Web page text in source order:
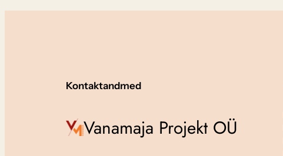
Kontaktandmed
Vanamaja Projekt OÜ